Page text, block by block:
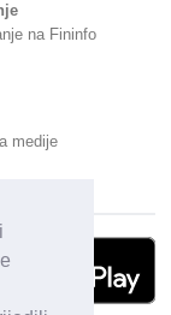
na Fininfo
medije